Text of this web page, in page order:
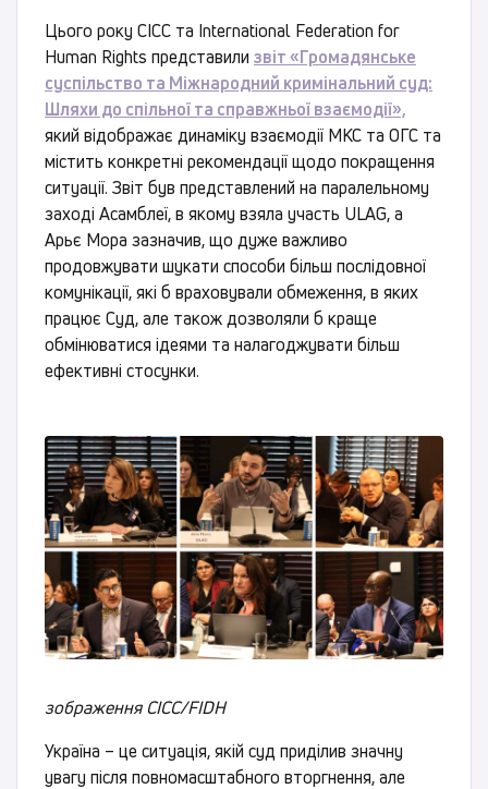
Цього року CICC та International Federation for
Human Rights представили звіт «Громадянське
суспільство та Міжнародний кримінальний суд:
Шляхи до спільної та справжньої взаємодії»,
який відображає динаміку взаємодії МКС та ОГС та
містить конкретні рекомендації щодо покращення
ситуації. Звіт був представлений на паралельному
заході Асамблеї, в якому взяла участь ULAG, а
Арьє Мора зазначив, що дуже важливо
продовжувати шукати способи більш послідовної
комунікації, які б враховували обмеження, в яких
працює Суд, але також дозволяли б краще
обмінюватися ідеями та налагоджувати більш
ефективні стосунки.
зображення CICC/FIDH
Україна – це ситуація, якій суд приділив значну
увагу після повномасштабного вторгнення, але